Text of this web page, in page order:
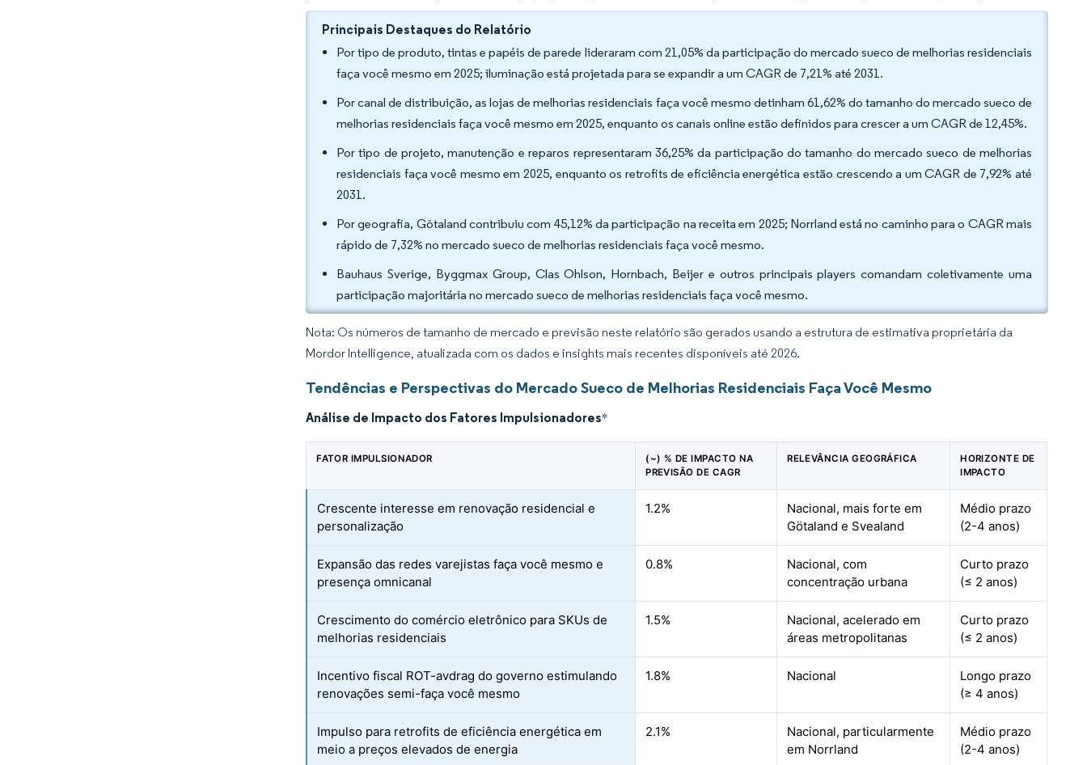
Principais Destaques do Relatório
Por tipo de produto, tintas e papéis de parede lideraram com 21,05% da participação do mercado sueco de melhorias residenciais
faça você mesmo em 2025; iluminação está projetada para se expandir a um CAGR de 7,21% até 2031.
Por canal de distribuição, as lojas de melhorias residenciais faça você mesmo detinham 61,62% do tamanho do mercado sueco de
melhorias residenciais faça você mesmo em 2025, enquanto os canais online estão definidos para crescer a um CAGR de 12,45%.
Por tipo de projeto, manutenção e reparos representaram 36,25% da participação do tamanho do mercado sueco de melhorias
residenciais faça você mesmo em 2025, enquanto os retrofits de eficiência energética estão crescendo a um CAGR de 7,92% até
2031.
Por geografia, Götaland contribuiu com 45,12% da participação na receita em 2025; Norrland está no caminho para o CAGR mais
rápido de 7,32% no mercado sueco de melhorias residenciais faça você mesmo.
Bauhaus Sverige, Byggmax Group, Clas Ohlson, Hornbach, Beijer e outros principais players comandam coletivamente uma
participação majoritária no mercado sueco de melhorias residenciais faça você mesmo.
Nota: Os números de tamanho de mercado e previsão neste relatório são gerados usando a estrutura de estimativa proprietária da
Mordor Intelligence, atualizada com os dados e insights mais recentes disponíveis até 2026.
Tendências e Perspectivas do Mercado Sueco de Melhorias Residenciais Faça Você Mesmo
Análise de Impacto dos Fatores Impulsionadores*
FATOR IMPULSIONADOR
(~) % DE IMPACTO NA
PREVISÃO DE CAGR
RELEVÂNCIA GEOGRÁFICA
HORIZONTE DE
IMPACTO
Crescente interesse em renovação residencial e
personalização
1.2%
Nacional, mais forte em
Götaland e Svealand
Médio prazo
(2-4 anos)
Expansão das redes varejistas faça você mesmo e
presença omnicanal
0.8%
Nacional, com
concentração urbana
Curto prazo
(≤ 2 anos)
Crescimento do comércio eletrônico para SKUs de
melhorias residenciais
1.5%
Nacional, acelerado em
áreas metropolitanas
Curto prazo
(≤ 2 anos)
Incentivo fiscal ROT-avdrag do governo estimulando
renovações semi-faça você mesmo
1.8% Nacional
Longo prazo
(≥ 4 anos)
Impulso para retrofits de eficiência energética em
meio a preços elevados de energia
2.1%
Nacional, particularmente
em Norrland
Médio prazo
(2-4 anos)